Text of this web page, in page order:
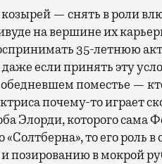
— снять в роли
на вершине их
35-летнюю
если принять эту
поместье —
почему-то играет
Элорди, которого сама
то его роль в
позированию в мокрой